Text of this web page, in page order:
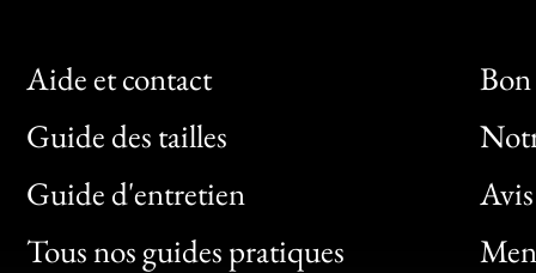
Aide et contact
Guide des tailles
Guide d'entretien
Tous nos guides pratiques
Bon
Clic